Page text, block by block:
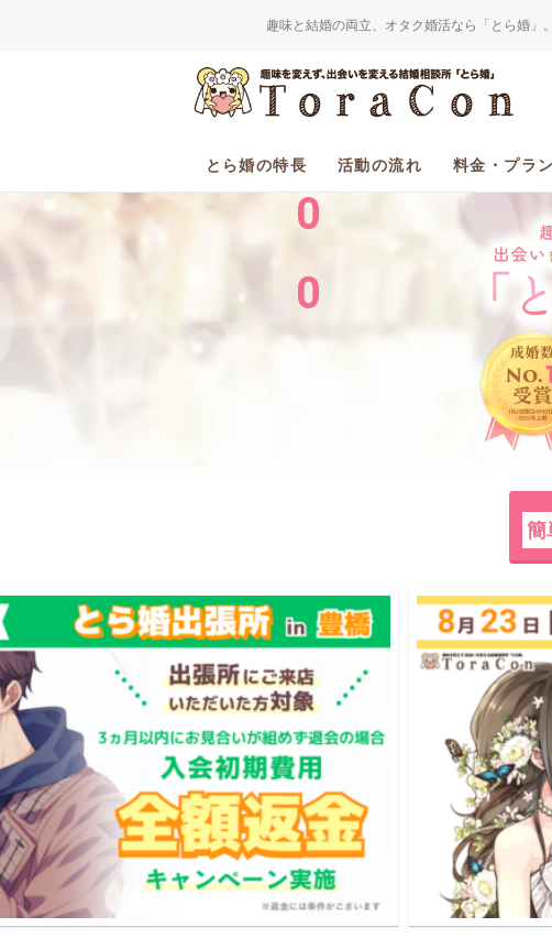
趣味と結婚の両立、オタク婚活なら「とら婚」
とら婚の特長 活動の流れ 料金・プラン
2
0
0
0
簡